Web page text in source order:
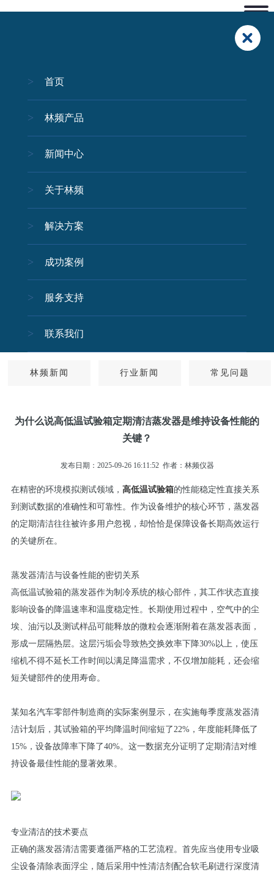
首页
林频产品
新闻中心
关于林频
解决方案
成功案例
服务支持
联系我们
林频新闻 行业新闻 常见问题
为什么说高低温试验箱定期清洁蒸发器是维持设备性能的
关键？
发布日期：2025-09-26 16:11:52 作者：林频仪器
在精密的环境模拟测试领域， 高低温试验箱的性能稳定性直接关系
到测试数据的准确性和可靠性。作为设备维护的核心环节，蒸发器
的定期清洁往往被许多用户忽视，却恰恰是保障设备长期高效运行
的关键所在。
蒸发器清洁与设备性能的密切关系
高低温试验箱的蒸发器作为制冷系统的核心部件，其工作状态直接
影响设备的降温速率和温度稳定性。长期使用过程中，空气中的尘
埃、油污以及测试样品可能释放的微粒会逐渐附着在蒸发器表面，
形成一层隔热层。这层污垢会导致热交换效率下降30%以上，使压
缩机不得不延长工作时间以满足降温需求，不仅增加能耗，还会缩
短关键部件的使用寿命。
某知名汽车零部件制造商的实际案例显示，在实施每季度蒸发器清
洁计划后，其试验箱的平均降温时间缩短了22%，年度能耗降低了
15%，设备故障率下降了40%。这一数据充分证明了定期清洁对维
持设备最佳性能的显著效果。
专业清洁的技术要点
正确的蒸发器清洁需要遵循严格的工艺流程。首先应当使用专业吸
尘设备清除表面浮尘，随后采用中性清洁剂配合软毛刷进行深度清